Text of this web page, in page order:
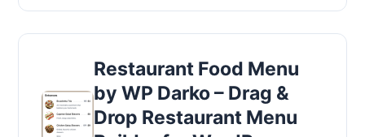
Recipes Widgets an...
Restaurant Food Menu
by WP Darko – Drag &
Drop Restaurant Menu